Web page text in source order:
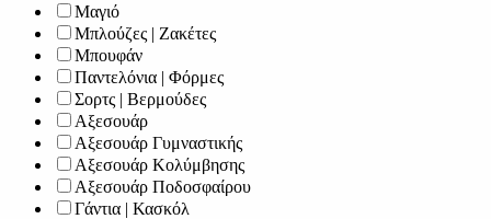
Μαγιό
Μπλούζες | Ζακέτες
Μπουφάν
Παντελόνια | Φόρμες
Σορτς | Βερμούδες
Αξεσουάρ
Αξεσουάρ Γυμναστικής
Αξεσουάρ Κολύμβησης
Αξεσουάρ Ποδοσφαίρου
Γάντια | Κασκόλ